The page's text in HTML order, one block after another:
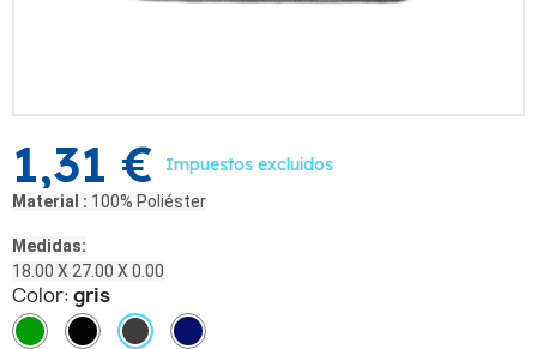
1,31 € Impuestos excluidos
Material : 100% Poliéster
Medidas:
18.00 X 27.00 X 0.00
Color gris